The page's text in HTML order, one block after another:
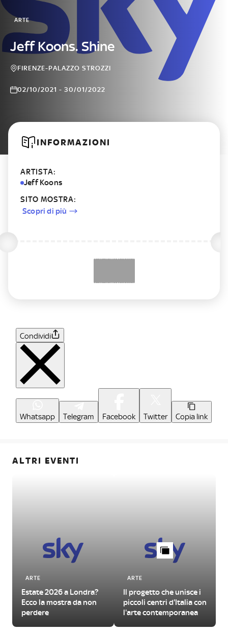
ARTE
Jeff Koons. Shine
FIRENZE-PALAZZO STROZZI
02/10/2021 - 30/01/2022
INFORMAZIONI
ARTISTA:
Jeff Koons
SITO MOSTRA:
Scopri di più
Condividi
Whatsapp Telegram Facebook Twitter Copia link
ALTRI EVENTI
ARTE
Estate 2026 a Londra?
Ecco la mostra da non
perdere
ARTE
Il progetto che unisce i
piccoli centri d'Italia con
l'arte contemporanea